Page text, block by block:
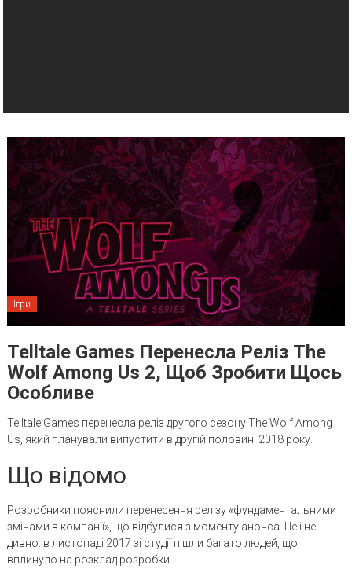
Ігри
Telltale Games Перенесла Реліз The
Wolf Among Us 2, Щоб Зробити Щось
Особливе
Telltale Games перенесла реліз другого сезону The Wolf Among
Us, який планували випустити в другій половині 2018 року.
Що відомо
Розробники пояснили перенесення релізу «фундаментальними
змінами в компанії», що відбулися з моменту анонса. Це і не
дивно: в листопаді 2017 зі студії пішли багато людей, що
вплинуло на розклад розробки.